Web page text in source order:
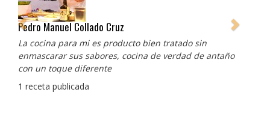
Pedro Manuel Collado Cruz
La cocina para mi es producto bien tratado sin
enmascarar sus sabores, cocina de verdad de antaño
con un toque diferente
1 receta publicada